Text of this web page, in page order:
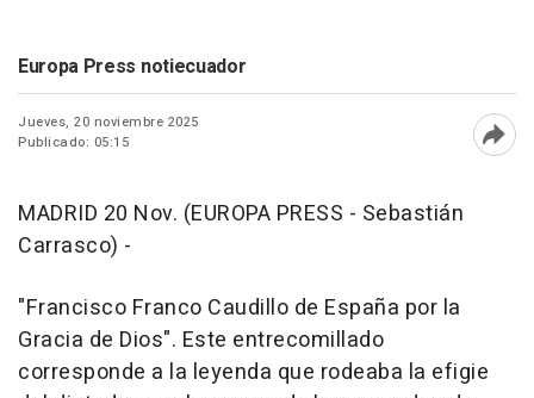
Europa Press notiecuador
Jueves, 20 noviembre 2025
Publicado: 05:15
MADRID 20 Nov. (EUROPA PRESS - Sebastián
Carrasco) -
"Francisco Franco Caudillo de España por la
Gracia de Dios". Este entrecomillado
corresponde a la leyenda que rodeaba la efigie